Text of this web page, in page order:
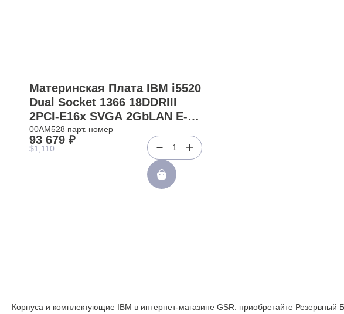
Материнская Плата IBM i5520
Dual Socket 1366 18DDRIII
2PCI-E16x SVGA 2GbLAN E-
ATX 6400Mhz 1U/2U For
x3550M3 x3650M3(00AM528)
00AM528 парт. номер
93 679 ₽
$1,110 1
Корпуса и комплектующие IBM в интернет-магазине GSR: приобретайте